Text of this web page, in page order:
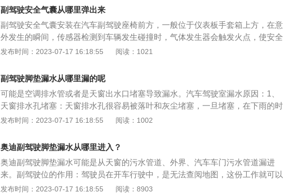
计理念：发动机护板是根据各种不同车型定身设计的引擎防护装置，其设计首先
是防止泥土包裹发动机，其次是为了行驶过程中防止由于凹凸不平的路面对发动
机造成撞击而造成发动机的损坏。2、目的：通过一系列设计达到延长发动机使
用寿命，避免出行过程中由于外在因素导致发动机损坏的汽车抛锚。
副驾驶安全气囊从哪里弹出来
副驾驶安全气囊安装在汽车副驾驶座椅前方，一般位于仪表板手套箱上方，在意
外发生的瞬间，传感器检测到车辆发生碰撞时，气体发生器会触发火点，使安全
气囊发生爆炸反应，产生氮气或将压缩氮气释放充满气袋，乘客与气袋接触时，
一共有5处，常见是正副驾驶室各有一个，主驾驶在方向盘内而副驾驶则隐藏在
中控台右侧饰板内；侧气囊安装在座椅外侧；头部气囊一般安装在A柱、B柱或者
车顶纵梁内；膝部气囊，装在中控下方；后排气囊隐藏在后排乘客安全带内部。
通常安全气囊就在该标记下方或者旁边。1、前方气囊驾驶员前方气囊安装在方
向盘中央，为了避免不必要引爆安全气囊，所以不要重击方向盘中央位置。2、
侧，或者会安装在侧门框上，有些车型会安装在A柱上。4、膝部气囊膝部气囊安
装在仪表板下方，以缓冲在遭受重击时对腿部的伤害。
发布时间：2023-07-17 16:18:55 阅读：1021
副驾驶脚垫漏水从哪里漏的呢
可能是空调排水管或者是天窗出水口堵塞导致漏水。汽车驾驶室漏水原因：1、
天窗排水孔堵塞：天窗排水孔很容易被落叶和灰尘堵塞，一旦堵塞，在下雨的时
候，雨水无法及时排出就会渗入车内；2、天窗的密封橡胶圈老化：橡胶部件在
出现漏水；并且在天窗保养的时候，直接用高压枪冲洗或使用酸碱性较强的清洗
剂也会使天窗的橡胶圈变形；3、老化：空调牌排水孔堵塞，车载空调在使用的
过程中，蒸发箱会产生冷凝水，如果排水空堵塞，冷凝水就会从副驾驶的位置漏
出；4、车门密封性不好：车上门上安装有密封胶条，如果安装不正确或者老化
变硬，车门的密封性就会降低，下雨或者行驶到积水的区域就会造成驾驶室灌
发布时间：2023-07-17 16:18:55 阅读：1002
奥迪副驾驶脚垫漏水从哪里进入？
奥迪副驾驶脚垫漏水可能是从天窗的污水管道、外界、汽车车门污水管道漏进
来。副驾驶位的作用：驾驶员在开车行驶中，是无法查阅地图，这份工作就可以
由副驾驶来担当，有时候导航仪也会出错，这时，副驾驶的导航作用就凸显无
发布时间：2023-07-17 16:18:55 阅读：8903